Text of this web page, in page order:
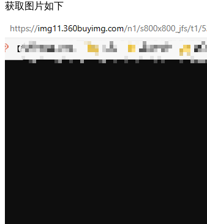
获取图片如下